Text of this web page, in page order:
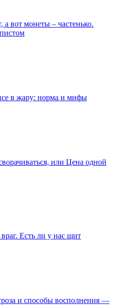
вот монеты – частенько.
в жару: норма и мифы
или Цена одной
Есть ли у нас щит
и способы восполнения —